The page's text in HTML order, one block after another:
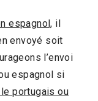
espagnol, il
envoyé soit
l’envoi
espagnol si
portugais ou